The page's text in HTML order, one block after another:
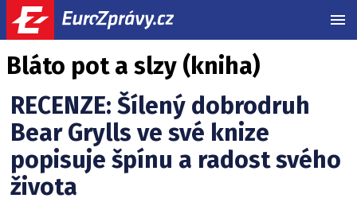
Bláto pot a slzy (kniha)
RECENZE: Šílený dobrodruh
Bear Grylls ve své knize
popisuje špínu a radost svého
života